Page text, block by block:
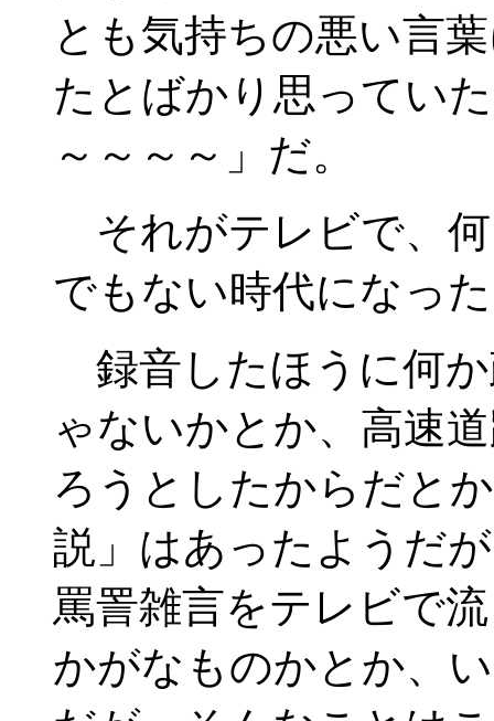
とも気持ちの悪い言
たとばかり思ってい
～～～～」だ。
それがテレビで、
でもない時代になっ
録音したほうに何
ゃないかとか、高速
ろうとしたからだと
説」はあったようだ
罵詈雑言をテレビで
かがなものかとか、